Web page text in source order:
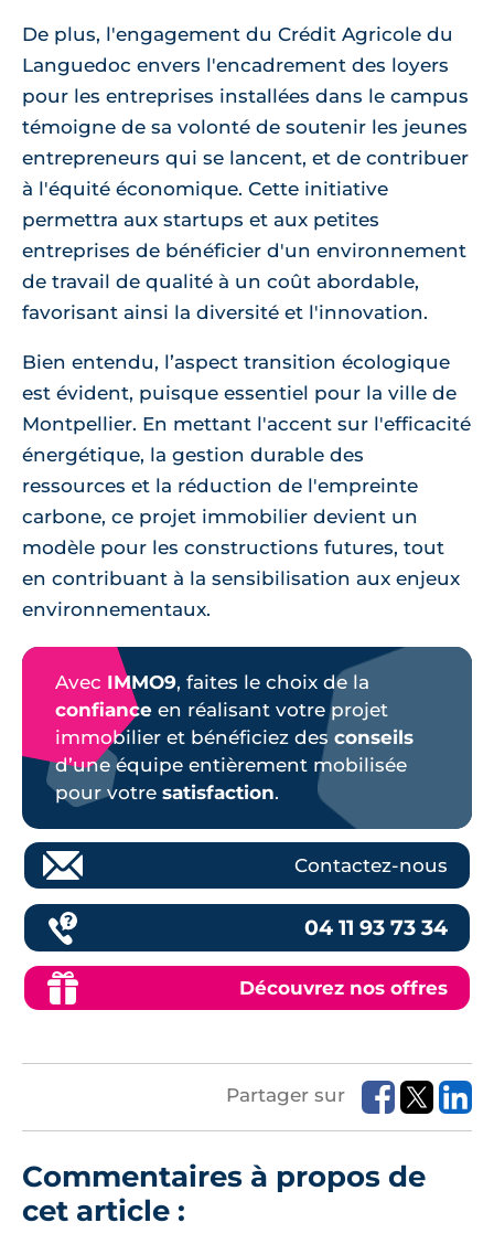
De plus, l'engagement du Crédit Agricole du
Languedoc envers l'encadrement des loyers
pour les entreprises installées dans le campus
témoigne de sa volonté de soutenir les jeunes
entrepreneurs qui se lancent, et de contribuer
à l'équité économique. Cette initiative
permettra aux startups et aux petites
entreprises de bénéficier d'un environnement
de travail de qualité à un coût abordable,
favorisant ainsi la diversité et l'innovation.
Bien entendu, l’aspect transition écologique
est évident, puisque essentiel pour la ville de
Montpellier. En mettant l'accent sur l'efficacité
énergétique, la gestion durable des
ressources et la réduction de l'empreinte
carbone, ce projet immobilier devient un
modèle pour les constructions futures, tout
en contribuant à la sensibilisation aux enjeux
environnementaux.
Avec IMMO9, faites le choix de la
confiance en réalisant votre projet
immobilier et bénéficiez des conseils
d’une équipe entièrement mobilisée
pour votre satisfaction.
Contactez-nous
04 11 93 73 34
Découvrez nos offres
Partager sur
Commentaires à propos de
cet article :